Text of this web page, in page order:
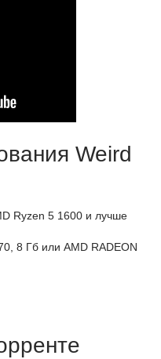
Weird
Ryzen 5 1600 и лучше
8 Гб или AMD RADEON